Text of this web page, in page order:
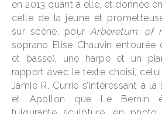
en 2013 quant à elle, et donnée
celle de la jeune et
sur scène, pour Arboretum: of
soprano Elise Chauvin
et basse), une harpe et un
rapport avec le texte choisi, celui
Jamie R. Currie s’intéressant à
et Apollon que Le Bernin